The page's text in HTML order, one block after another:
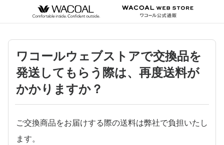
ワコールウェブストアで交換品を
発送してもらう際は、再度送料が
かかりますか？
ご交換商品をお届けする際の送料は弊社で負担いたし
ます。